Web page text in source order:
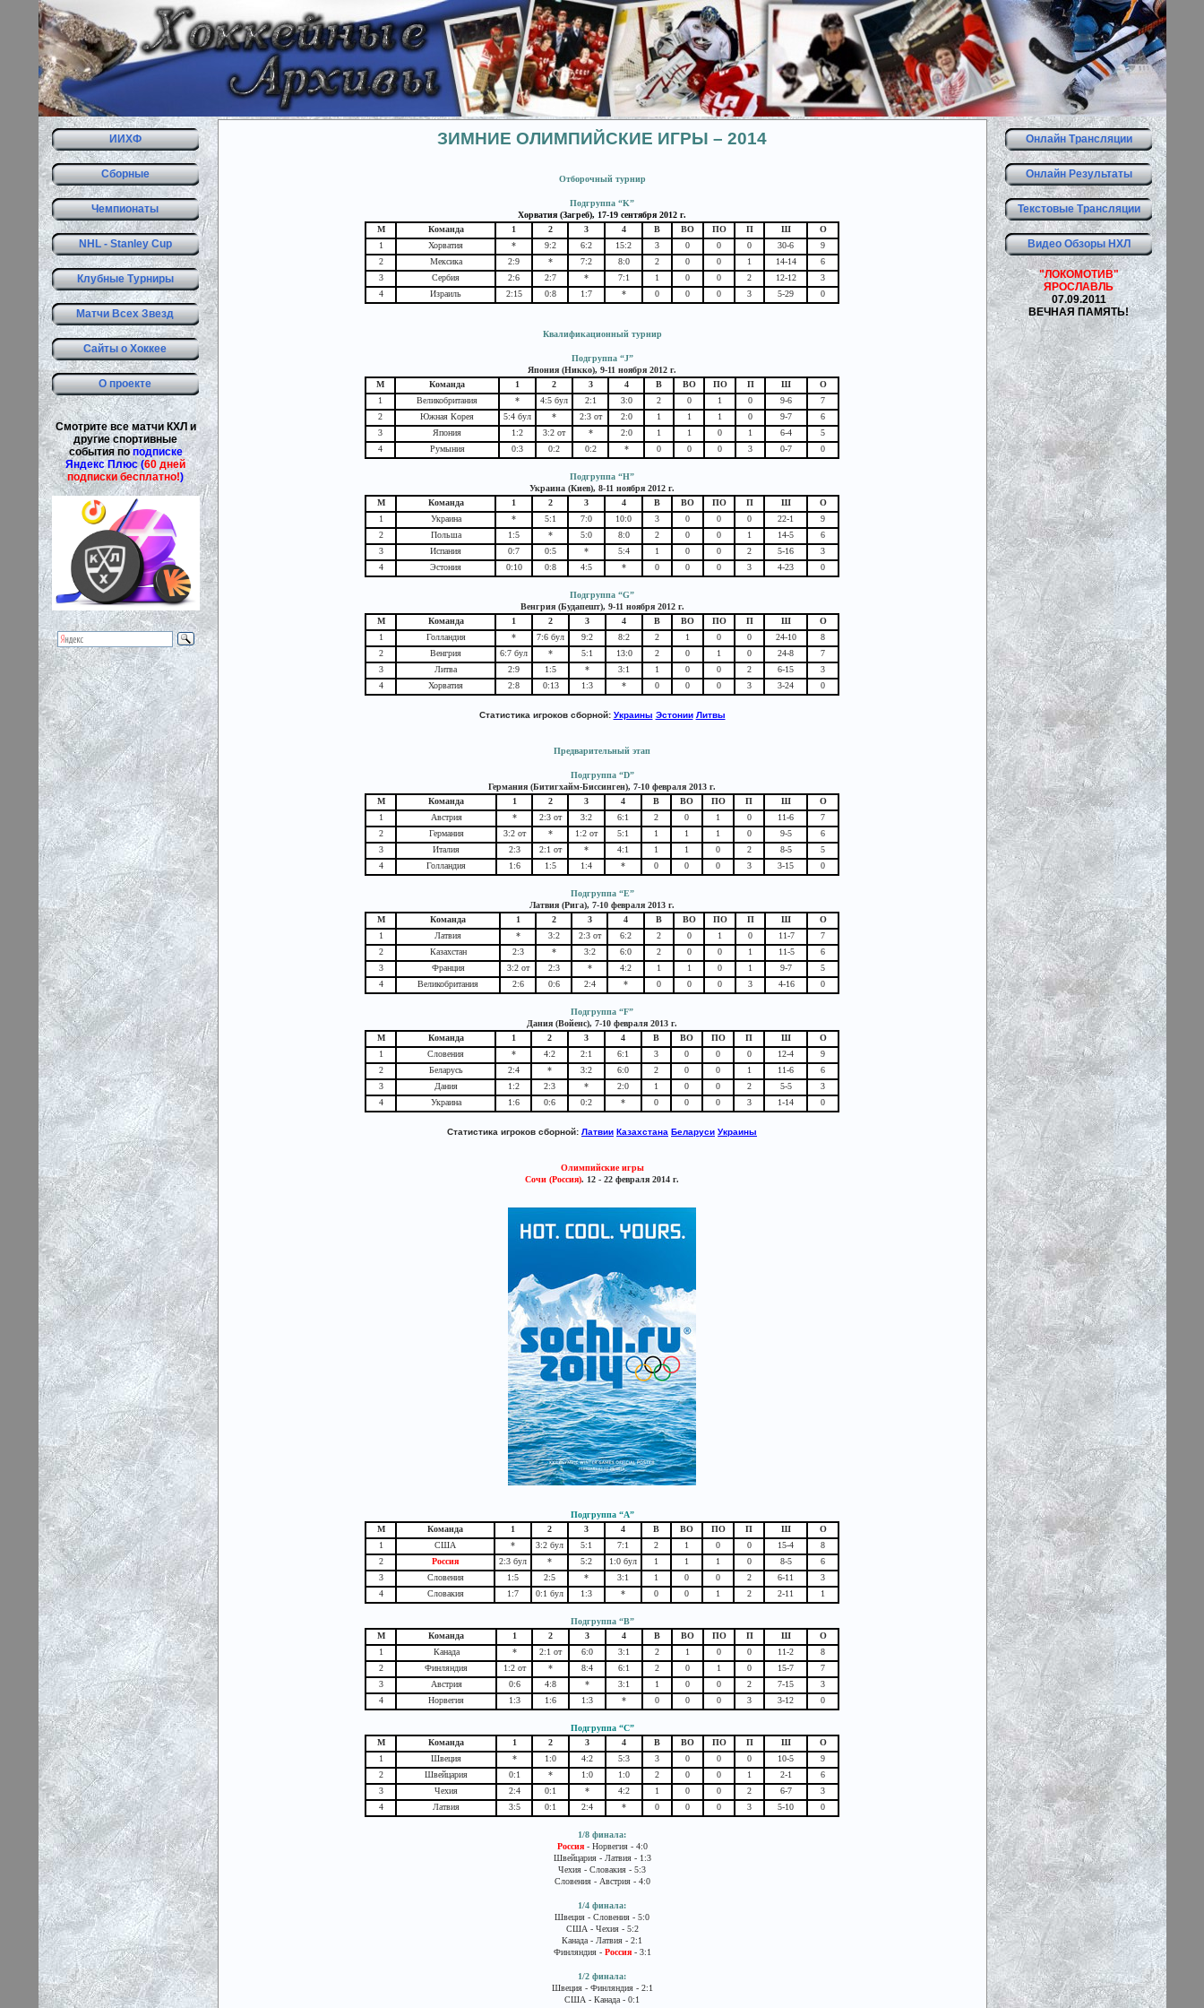
ИИХФ
Сборные
Чемпионаты
NHL - Stanley Cup
Клубные Турниры
Матчи Всех Звезд
Сайты о Хоккее
О проекте
Смотрите все матчи КХЛ и
другие спортивные
события поподписке
Яндекс Плюс (60 дней
подписки бесплатно!)
Онлайн Трансляции
Онлайн Результаты
Текстовые Трансляции
Видео Обзоры НХЛ
"ЛОКОМОТИВ"
ЯРОСЛАВЛЬ
07.09.2011
ВЕЧНАЯ ПАМЯТЬ!
ЗИМНИЕ ОЛИМПИЙСКИЕ ИГРЫ – 2014
Отборочный турнир
Подгруппа “K”
Хорватия (Загреб), 17-19 сентября 2012 г.
М
Команда 1 2 3 4 В ВО ПО П Ш
О
1
Хорватия * 9:2 6:2 15:2 3 0 0 0 30-6
9
2
Мексика 2:9 * 7:2 8:0 2 0 0 1 14-14
6
3
Сербия 2:6 2:7 * 7:1 1 0 0 2 12-12
3
4
Израиль 2:15 0:8 1:7 * 0 0 0 3 5-29 0
Квалификационный турнир
Подгруппа “J”
Япония (Никко), 9-11 ноября 2012 г.
М
Команда 1 2 3 4 В ВО ПО П Ш
О
1
Великобритания * 4:5 бул 2:1 3:0 2 0 1 0 9-6
7
2
Южная Корея 5:4 бул * 2:3 от 2:0 1 1 1 0 9-7
6
3
Япония 1:2 3:2 от * 2:0 1 1 0 1 6-4
5
4
Румыния 0:3 0:2 0:2 * 0 0 0 3 0-7 0
Подгруппа “H”
Украина (Киев), 8-11 ноября 2012 г.
М
Команда 1 2 3 4 В ВО ПО П Ш
О
1
Украина * 5:1 7:0 10:0 3 0 0 0 22-1
9
2
Польша 1:5 * 5:0 8:0 2 0 0 1 14-5
6
3
Испания 0:7 0:5 * 5:4 1 0 0 2 5-16
3
4
Эстония 0:10 0:8 4:5 * 0 0 0 3 4-23 0
Подгруппа “G”
Венгрия (Будапешт), 9-11 ноября 2012 г.
М
Команда 1 2 3 4 В ВО ПО П Ш
О
1
Голландия * 7:6 бул 9:2 8:2 2 1 0 0 24-10
8
2
Венгрия 6:7 бул * 5:1 13:0 2 0 1 0 24-8
7
3
Литва 2:9 1:5 * 3:1 1 0 0 2 6-15
3
4
Хорватия 2:8 0:13 1:3 * 0 0 0 3 3-24 0
Статистика игроков сборной: Украины Эстонии Литвы
Предварительный этап
Подгруппа “D”
Германия (Битигхайм-Биссинген), 7-10 февраля 2013 г.
М
Команда 1 2 3 4 В ВО ПО П Ш
О
1
Австрия * 2:3 от 3:2 6:1 2 0 1 0 11-6
7
2
Германия 3:2 от * 1:2 от 5:1 1 1 1 0 9-5
6
3
Италия 2:3 2:1 от * 4:1 1 1 0 2 8-5
5
4
Голландия 1:6 1:5 1:4 * 0 0 0 3 3-15 0
Подгруппа “E”
Латвия (Рига), 7-10 февраля 2013 г.
М
Команда 1 2 3 4 В ВО ПО П Ш
О
1
Латвия * 3:2 2:3 от 6:2 2 0 1 0 11-7
7
2
Казахстан 2:3 * 3:2 6:0 2 0 0 1 11-5
6
3
Франция 3:2 от 2:3 * 4:2 1 1 0 1 9-7
5
4
Великобритания 2:6 0:6 2:4 * 0 0 0 3 4-16 0
Подгруппа “F”
Дания (Войенс), 7-10 февраля 2013 г.
М
Команда 1 2 3 4 В ВО ПО П Ш
О
1
Словения * 4:2 2:1 6:1 3 0 0 0 12-4
9
2
Беларусь 2:4 * 3:2 6:0 2 0 0 1 11-6
6
3
Дания 1:2 2:3 * 2:0 1 0 0 2 5-5
3
4
Украина 1:6 0:6 0:2 * 0 0 0 3 1-14 0
Статистика игроков сборной: Латвии Казахстана Беларуси Украины
Олимпийские игры
Сочи (Россия). 12 - 22 февраля 2014 г.
Подгруппа “А”
М
Команда 1 2 3 4 В ВО ПО П Ш
О
1
США * 3:2 бул 5:1 7:1 2 1 0 0 15-4
8
2
Россия 2:3 бул * 5:2 1:0 бул 1 1 1 0 8-5
6
3
Словения 1:5 2:5 * 3:1 1 0 0 2 6-11
3
4
Словакия 1:7 0:1 бул 1:3 * 0 0 1 2 2-11 1
Подгруппа “B”
М
Команда 1 2 3 4 В ВО ПО П Ш
О
1
Канада * 2:1 от 6:0 3:1 2 1 0 0 11-2
8
2
Финляндия 1:2 от * 8:4 6:1 2 0 1 0 15-7
7
3
Австрия 0:6 4:8 * 3:1 1 0 0 2 7-15
3
4
Норвегия 1:3 1:6 1:3 * 0 0 0 3 3-12 0
Подгруппа “C”
М
Команда 1 2 3 4 В ВО ПО П Ш
О
1
Швеция * 1:0 4:2 5:3 3 0 0 0 10-5
9
2
Швейцария 0:1 * 1:0 1:0 2 0 0 1 2-1
6
3
Чехия 2:4 0:1 * 4:2 1 0 0 2 6-7
3
4
Латвия 3:5 0:1 2:4 * 0 0 0 3 5-10 0
1/8 финала:
Россия- Норвегия - 4:0
Швейцария - Латвия - 1:3
Чехия - Словакия - 5:3
Словения - Австрия - 4:0
1/4 финала:
Швеция - Словения - 5:0
США - Чехия - 5:2
Канада - Латвия - 2:1
Финляндия - Россия- 3:1
1/2 финала:
Швеция - Финляндия - 2:1
США - Канада - 0:1